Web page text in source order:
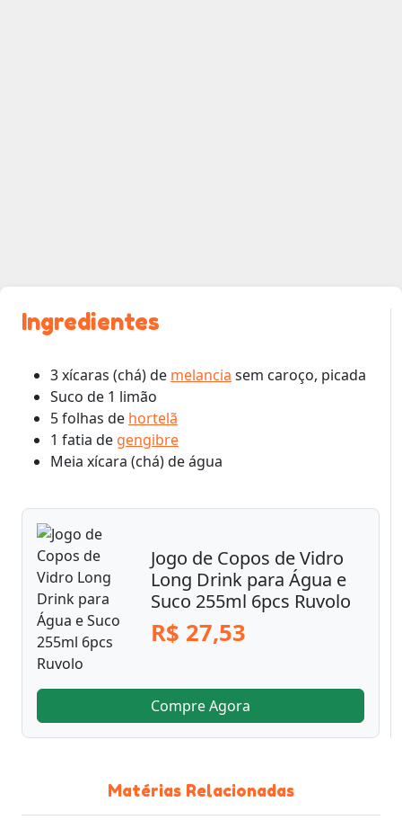
Ingredientes
3 xícaras (chá) de melancia sem caroço, picada
Suco de 1 limão
5 folhas de hortelã
1 fatia de gengibre
Meia xícara (chá) de água
Jogo de Copos de Vidro
Long Drink para Água e
Suco 255ml 6pcs Ruvolo
R$ 27,53
Compre Agora
Matérias Relacionadas